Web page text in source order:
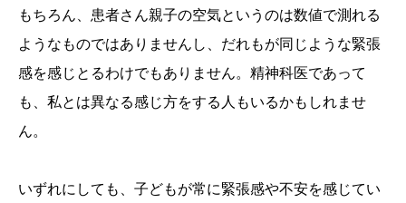
もちろん、患者さん親子の空気というのは数値で測れる
ようなものではありませんし、だれもが同じような緊張
感を感じとるわけでもありません。精神科医であって
も、私とは異なる感じ方をする人もいるかもしれませ
ん。
いずれにしても、子どもが常に緊張感や不安を感じてい